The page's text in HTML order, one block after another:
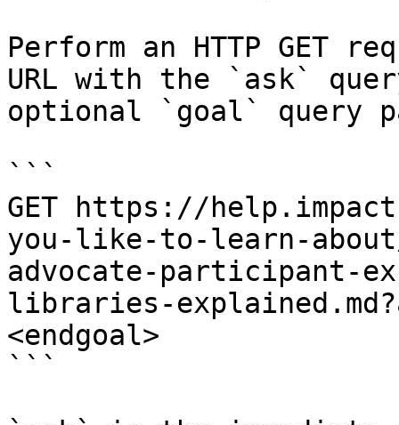
Perform an HTTP GET
URL with the `ask`
optional `goal` query
```
GET https://
you-like-to-learn-about/
advocate-participant-
libraries-
<endgoal>
```